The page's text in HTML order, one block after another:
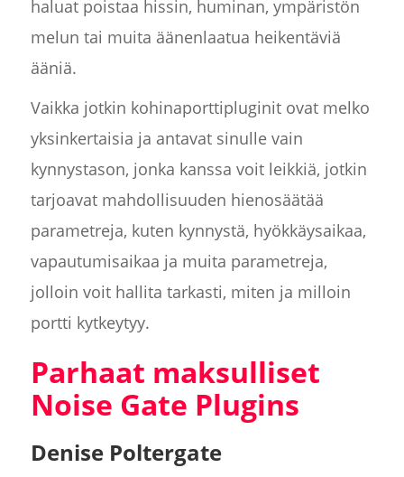
haluat poistaa hissin, huminan, ympäristön
melun tai muita äänenlaatua heikentäviä
ääniä.
Vaikka jotkin kohinaporttipluginit ovat melko
yksinkertaisia ja antavat sinulle vain
kynnystason, jonka kanssa voit leikkiä, jotkin
tarjoavat mahdollisuuden hienosäätää
parametreja, kuten kynnystä, hyökkäysaikaa,
vapautumisaikaa ja muita parametreja,
jolloin voit hallita tarkasti, miten ja milloin
portti kytkeytyy.
Parhaat maksulliset
Noise Gate Plugins
Denise Poltergate